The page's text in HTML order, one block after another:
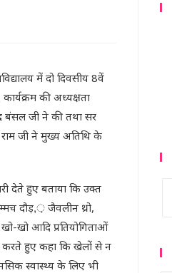
में दो दिवसीय 8वें
की अध्यक्षता
बंसल जी ने की तथा सर
राम जी ने मुख्य अतिथि के
देते हुए बताया कि उक्त
दौड़,़ जैवलीन थ्रो,
खो आदि प्रतियोगिताओं
करते हुए कहा कि खेलों से न
स्वास्थ्य के लिए भी